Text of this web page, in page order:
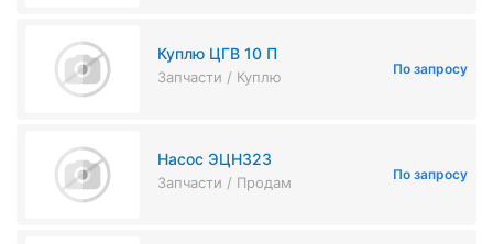
Куплю ЦГВ 10 П
Запчасти / Куплю По запросу
Насос ЭЦН323
Запчасти / Продам По запросу